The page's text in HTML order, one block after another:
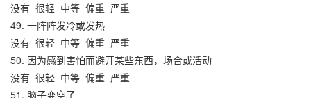
没有 很轻 中等 偏重 严重
49. 一阵阵发冷或发热
没有 很轻 中等 偏重 严重
50. 因为感到害怕而避开某些东西，场合或活动
没有 很轻 中等 偏重 严重
51. 脑子变空了